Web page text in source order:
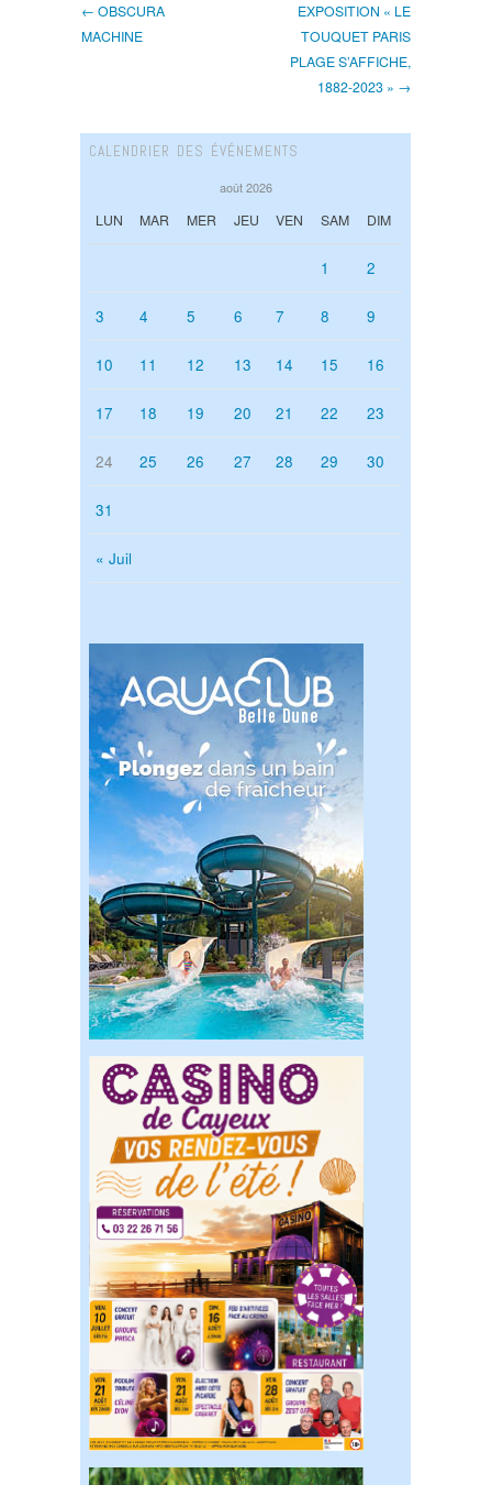
← OBSCURA
MACHINE
EXPOSITION « LE
TOUQUET PARIS
PLAGE S’AFFICHE,
1882-2023 » →
CALENDRIER DES ÉVÉNEMENTS
août 2026
LUN MAR MER JEU VEN SAM DIM
« Juil
1 2
3 4 5 6 7 8 9
10 11 12 13 14 15 16
17 18 19 20 21 22 23
24 25 26 27 28 29 30
31